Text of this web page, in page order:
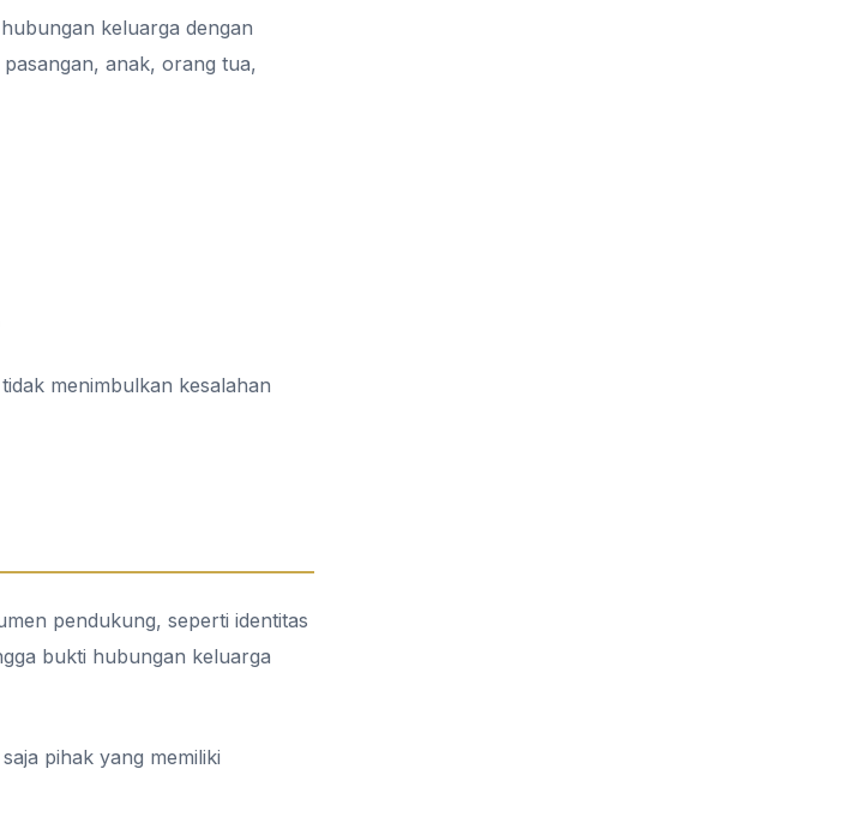
keluarga dengan
anak, orang tua,
menimbulkan kesalahan
pendukung, seperti identitas
bukti hubungan keluarga
pihak yang memiliki